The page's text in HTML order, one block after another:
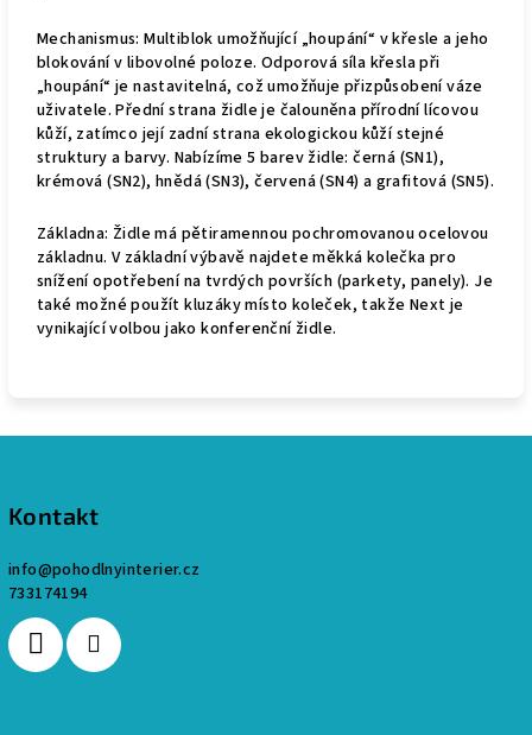
Mechanismus: Multiblok umožňující „houpání“ v křesle a jeho
blokování v libovolné poloze. Odporová síla křesla při
„houpání“ je nastavitelná, což umožňuje přizpůsobení váze
uživatele. Přední strana židle je čalouněna přírodní lícovou
kůží, zatímco její zadní strana ekologickou kůží stejné
struktury a barvy. Nabízíme 5 barev židle: černá (SN1),
krémová (SN2), hnědá (SN3), červená (SN4) a grafitová (SN5).
Základna: Židle má pětiramennou pochromovanou ocelovou
základnu. V základní výbavě najdete měkká kolečka pro
snížení opotřebení na tvrdých površích (parkety, panely). Je
také možné použít kluzáky místo koleček, takže Next je
vynikající volbou jako konferenční židle.
p
t
Kontakt
info@pohodlnyinterier.cz
733174194